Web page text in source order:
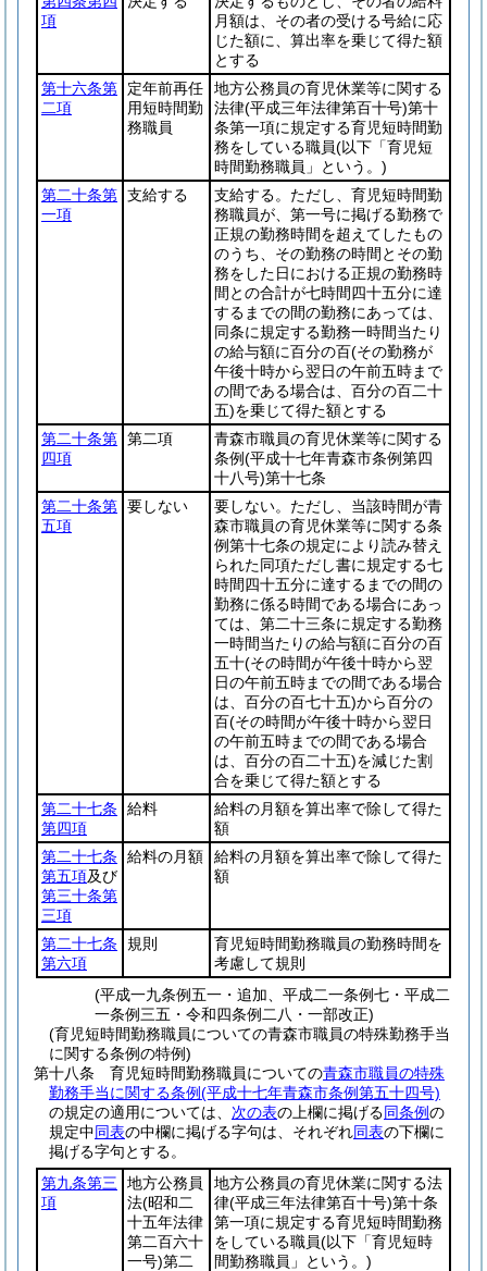
項
月額は、その者の受ける号給に応
じた額に、算出率を乗じて得た額
とする
第十六条第
二項
定年前再任
用短時間勤
務職員
地方公務員の育児休業等に関する
法律(平成三年法律第百十号)第十
条第一項に規定する育児短時間勤
務をしている職員(以下「育児短
時間勤務職員」という。)
第二十条第
一項
支給する
支給する。ただし、育児短時間勤
務職員が、第一号に掲げる勤務で
正規の勤務時間を超えてしたもの
のうち、その勤務の時間とその勤
務をした日における正規の勤務時
間との合計が七時間四十五分に達
するまでの間の勤務にあっては、
同条に規定する勤務一時間当たり
の給与額に百分の百(その勤務が
午後十時から翌日の午前五時まで
の間である場合は、百分の百二十
五)を乗じて得た額とする
第二十条第
四項
第二項
青森市職員の育児休業等に関する
条例(平成十七年青森市条例第四
十八号)第十七条
第二十条第
五項
要しない
要しない。ただし、当該時間が青
森市職員の育児休業等に関する条
例第十七条の規定により読み替え
られた同項ただし書に規定する七
時間四十五分に達するまでの間の
勤務に係る時間である場合にあっ
ては、第二十三条に規定する勤務
一時間当たりの給与額に百分の百
五十(その時間が午後十時から翌
日の午前五時までの間である場合
は、百分の百七十五)から百分の
百(その時間が午後十時から翌日
の午前五時までの間である場合
は、百分の百二十五)を減じた割
合を乗じて得た額とする
第二十七条
第四項
給料
給料の月額を算出率で除して得た
額
第二十七条
第五項及び
第三十条第
三項
給料の月額
給料の月額を算出率で除して得た
額
第二十七条
第六項
規則
育児短時間勤務職員の勤務時間を
考慮して規則
(平成一九条例五一・追加、平成二一条例七・平成二
一条例三五・令和四条例二八・一部改正)
(育児短時間勤務職員についての青森市職員の特殊勤務手当
に関する条例の特例)
第十八条
育児短時間勤務職員についての青森市職員の特殊
勤務手当に関する条例(平成十七年青森市条例第五十四号)
の規定の適用については、 次の表の上欄に掲げる同条例の
規定中同表の中欄に掲げる字句は、それぞれ同表の下欄に
掲げる字句とする。
第九条第三
項
地方公務員
法(昭和二
十五年法律
第二百六十
一号)第二
地方公務員の育児休業に関する法
律(平成三年法律第百十号)第十条
第一項に規定する育児短時間勤務
をしている職員(以下「育児短時
間勤務職員」という。)